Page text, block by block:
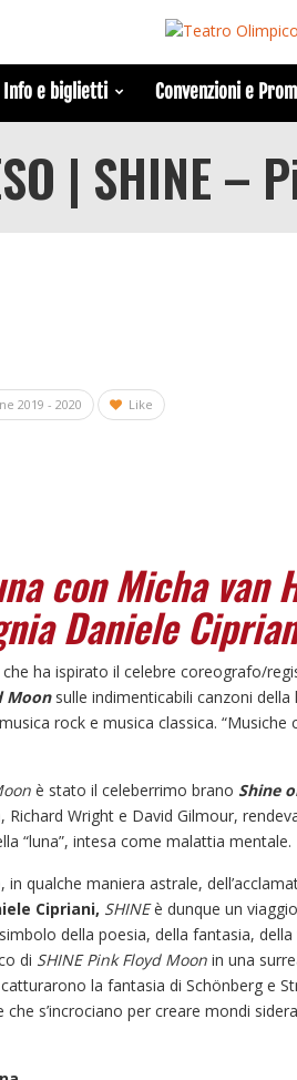
Info e biglietti Convenzioni e
| SHINE –
2019 - 2020 Like
con Micha van
Daniele
che ha ispirato il celebre coreografo/
Moonsulle indimenticabili canzoni della
rock e musica classica. “Musiche
è stato il celeberrimo brano Shine
Wright e David Gilmour,
“luna”, intesa come malattia mentale.
qualche maniera astrale,
Cipriani, SHINEè dunque un
della poesia, della fantasia,
di SHINE Pink Floyd Moon in una
la fantasia di Schönberg e
s’incrociano per creare mondi